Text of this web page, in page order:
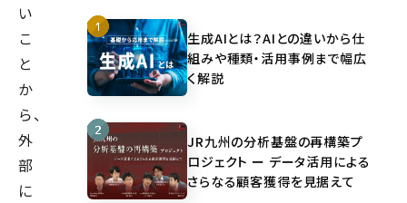
い
こ
と
か
ら、
外
部
に
生成AIとは？AIとの違いから仕
組みや種類・活用事例まで幅広
く解説
JR九州の分析基盤の再構築プ
ロジェクト ー データ活用による
さらなる顧客獲得を見据えて